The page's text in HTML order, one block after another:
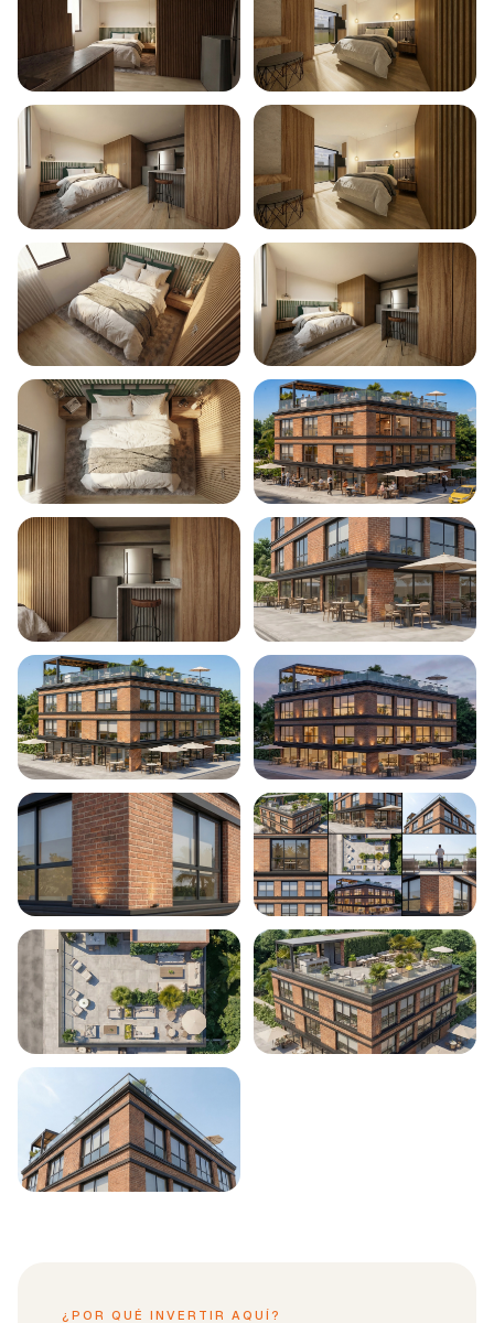
¿POR QUÉ INVERTIR AQUÍ?